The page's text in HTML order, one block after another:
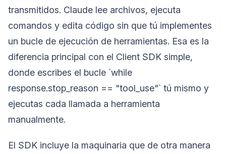
transmitidos. Claude lee archivos, ejecuta
comandos y edita código sin que tú implementes
un bucle de ejecución de herramientas. Esa es la
diferencia principal con el Client SDK simple,
donde escribes el bucle `while
response.stop_reason == "tool_use"` tú mismo y
ejecutas cada llamada a herramienta
manualmente.
El SDK incluye la maquinaria que de otra manera